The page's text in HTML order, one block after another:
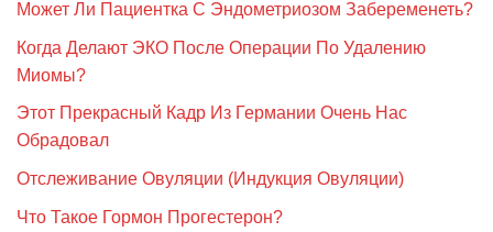
Может Ли Пациентка С Эндометриозом Забеременеть?
Когда Делают ЭКО После Операции По Удалению
Миомы?
Этот Прекрасный Кадр Из Германии Очень Нас
Обрадовал
Отслеживание Овуляции (Индукция Овуляции)
Что Такое Гормон Прогестерон?